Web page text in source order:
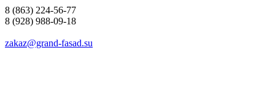
8 (863) 224-56-77
8 (928) 988-09-18
zakaz@grand-fasad.su